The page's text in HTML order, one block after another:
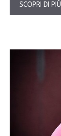
SCOPRI DI PIÙ